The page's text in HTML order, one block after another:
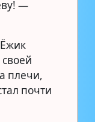
—
плечи,
почти